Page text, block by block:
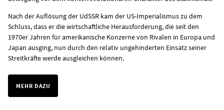
Nach der Auflösung der UdSSR kam der US-Imperialismus zu dem
Schluss, dass er die wirtschaftliche Herausforderung, die seit den
1970er Jahren für amerikanische Konzerne von Rivalen in Europa und
Japan ausging, nun durch den relativ ungehinderten Einsatz seiner
Streitkräfte werde ausgleichen können.
MEHR DAZU